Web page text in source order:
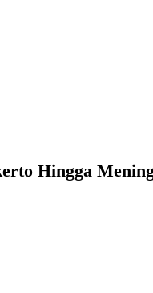
Hingga